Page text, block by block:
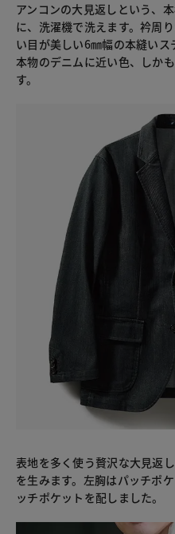
アンコンの大見返しという、
に、洗濯機で洗えます。衿周
い目が美しい6㎜幅の本縫いス
本物のデニムに近い色、しか
す。
表地を多く使う贅沢な大見返
を生みます。左胸はパッチポ
ッチポケットを配しました。